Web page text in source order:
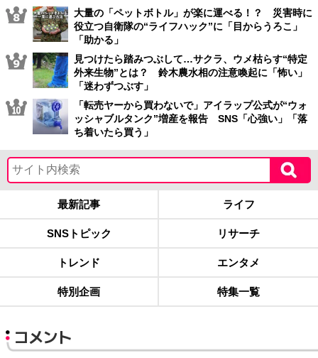
大量の「ペットボトル」が楽に運べる！？ 災害時に
役立つ自衛隊の“ライフハック”に「目からうろこ」
「助かる」
見つけたら踏みつぶして…サクラ、ウメ枯らす“特定
外来生物”とは？ 鈴木農水相の注意喚起に「怖い」
「迷わずつぶす」
「転売ヤーから買わないで」アイラップ公式が“ウォ
ッシャブルタンク”増産を報告 SNS「心強い」「落
ち着いたら買う」
最新記事 ライフ
SNSトピック リサーチ
トレンド エンタメ
特別企画 特集一覧
コメント